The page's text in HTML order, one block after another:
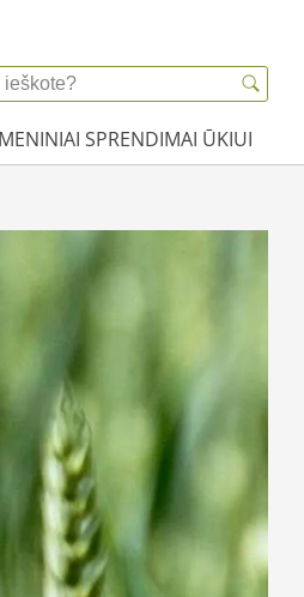
SPRENDIMAI ŪKIUI